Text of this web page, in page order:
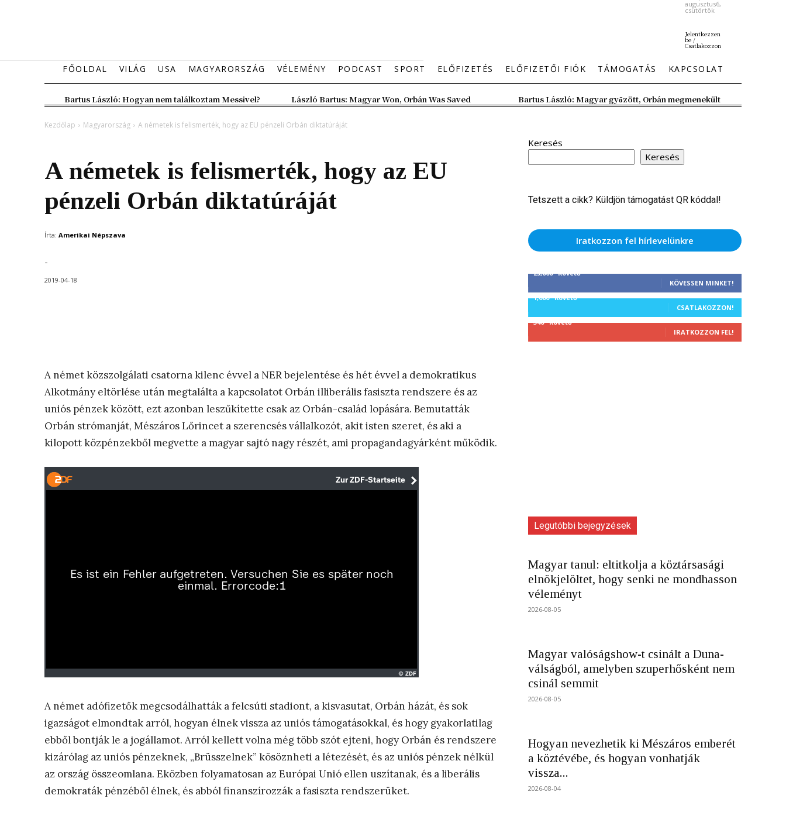
augusztus6,
csütörtök
Jelentkezzen
be /
Csatlakozzon
FŐOLDAL VILÁG USA MAGYARORSZÁG VÉLEMÉNY PODCAST SPORT ELŐFIZETÉS ELŐFIZETŐI FIÓK TÁMOGATÁS KAPCSOLAT
Bartus László: Hogyan nem találkoztam Messivel? László Bartus: Magyar Won, Orbán Was Saved Bartus László: Magyar győzött, Orbán megmenekült
Kezdőlap Magyarország A németek is felismerték, hogy az EU pénzeli Orbán diktatúráját
A németek is felismerték, hogy az EU
pénzeli Orbán diktatúráját
Írta: Amerikai Népszava
-
2019-04-18
A német közszolgálati csatorna kilenc évvel a NER bejelentése és hét évvel a demokratikus
Alkotmány eltörlése után megtalálta a kapcsolatot Orbán illiberális fasiszta rendszere és az
uniós pénzek között, ezt azonban leszűkítette csak az Orbán-család lopására. Bemutatták
Orbán strómanját, Mészáros Lőrincet a szerencsés vállalkozót, akit isten szeret, és aki a
kilopott közpénzekből megvette a magyar sajtó nagy részét, ami propagandagyárként működik.
A német adófizetők megcsodálhatták a felcsúti stadiont, a kisvasutat, Orbán házát, és sok
igazságot elmondtak arról, hogyan élnek vissza az uniós támogatásokkal, és hogy gyakorlatilag
ebből bontják le a jogállamot. Arról kellett volna még több szót ejteni, hogy Orbán és rendszere
kizárólag az uniós pénzeknek, „Brüsszelnek” kösöznheti a létezését, és az uniós pénzek nélkül
az ország összeomlana. Eközben folyamatosan az Európai Unió ellen uszítanak, és a liberális
demokraták pénzéből élnek, és abból finanszírozzák a fasiszta rendszerüket.
Keresés
Keresés
Tetszett a cikk? Küldjön támogatást QR kóddal!
Iratkozzon fel hírlevelünkre
25,000 Követő
KÖVESSEN MINKET!
1,000 Követő
CSATLAKOZZON!
340 Követő
IRATKOZZON FEL!
Legutóbbi bejegyzések
Magyar tanul: eltitkolja a köztársasági
elnökjelöltet, hogy senki ne mondhasson
véleményt
2026-08-05
Magyar valóságshow-t csinált a Duna-
válságból, amelyben szuperhősként nem
csinál semmit
2026-08-05
Hogyan nevezhetik ki Mészáros emberét
a köztévébe, és hogyan vonhatják
vissza...
2026-08-04